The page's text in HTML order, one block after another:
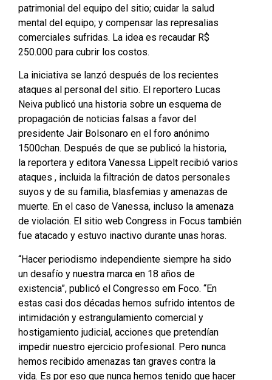
patrimonial del equipo del sitio; cuidar la salud
mental del equipo; y compensar las represalias
comerciales sufridas. La idea es recaudar R$
250.000 para cubrir los costos.
La iniciativa se lanzó después de los recientes
ataques al personal del sitio. El reportero Lucas
Neiva publicó una historia sobre un esquema de
propagación de noticias falsas a favor del
presidente Jair Bolsonaro en el foro anónimo
1500chan. Después de que se publicó la historia,
la reportera y editora Vanessa Lippelt recibió varios
ataques , incluida la filtración de datos personales
suyos y de su familia, blasfemias y amenazas de
muerte. En el caso de Vanessa, incluso la amenaza
de violación. El sitio web Congress in Focus también
fue atacado y estuvo inactivo durante unas horas.
“Hacer periodismo independiente siempre ha sido
un desafío y nuestra marca en 18 años de
existencia”, publicó el Congresso em Foco. “En
estas casi dos décadas hemos sufrido intentos de
intimidación y estrangulamiento comercial y
hostigamiento judicial, acciones que pretendían
impedir nuestro ejercicio profesional. Pero nunca
hemos recibido amenazas tan graves contra la
vida. Es por eso que nunca hemos tenido que hacer